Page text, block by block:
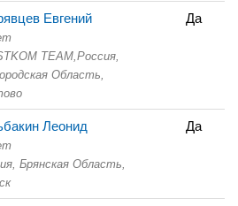
Евгений
TEAM, Россия,
Область,
Да
Леонид
Брянская Область,
Да